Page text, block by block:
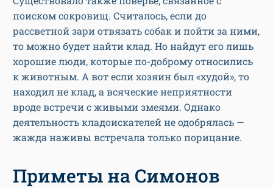
поиском сокровищ. Считалось, если до
рассветной зари отвязать собак и пойти за ними,
то можно будет найти клад. Но найдут его лишь
хорошие люди, которые по-доброму относились
к животным. А вот если хозяин был «худой», то
находил не клад, а всяческие неприятности
вроде встречи с живыми змеями. Однако
деятельность кладоискателей не одобрялась —
жажда наживы встречала только порицание.
Приметы на Симонов